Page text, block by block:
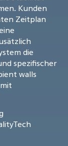
Kunden
Zeitplan
die
spezifischer
walls